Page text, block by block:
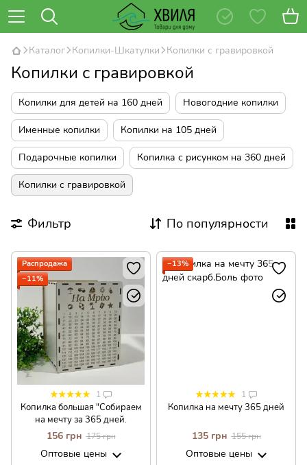
Каталог Копилки-Шкатулки Копилки с гравировкой
Копилки с гравировкой
Копилки для детей на 160 дней Новогодние копилки
Именные копилки Копилки на 105 дней
Подарочные копилки Копилка с рисунком на 360 дней
Копилки с гравировкой
Фильтр По популярности
Распродажа
−11%
1
Копилка большая "Собираем
на мечту за 365 дней.
156 грн 175 грн
Оптовые цены
−13%
1
Копилка на мечту 365 дней
135 грн 155 грн
Оптовые цены